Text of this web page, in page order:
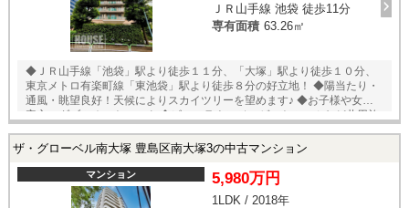
ＪＲ山手線 池袋 徒歩11分
専有面積 63.26㎡
◆ＪＲ山手線「池袋」駅より徒歩１１分、「大塚」駅より徒歩１０分、
東京メトロ有楽町線「東池袋」駅より徒歩８分の好立地！ ◆陽当たり・
通風・眺望良好！天候によりスカイツリーを望めます♪ ◆お子様や女性も
安心のダブルオートロック ◆ビューラウンジ・ゲストルームなど共用施
り） ◆大型ショッピングモールが徒歩圏内！お買い物に便利です ◎その
・床、クロス ・洗面・トイレ ・キッチン ・ユニットバス ・建
具 ・新規エアコン1台設置 ２０２６年６月完工予定
ザ・グローベル南大塚 豊島区南大塚3の中古マンション
マンション 5,980万円
1LDK / 2018年